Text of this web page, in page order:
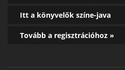
Itt a könyvelők színe-java
Tovább a regisztrációhoz »